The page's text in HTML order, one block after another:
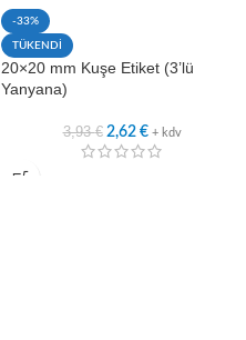
-33%
TÜKENDİ
20×20 mm Kuşe Etiket (3’lü
Yanyana)
3,93€ 2,62 € + kdv